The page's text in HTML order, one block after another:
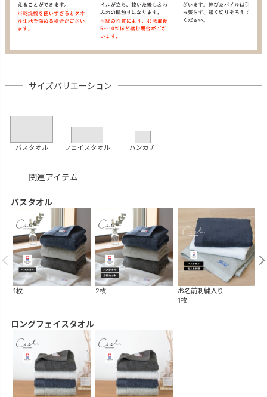
サイズバリエーション
バスタオル フェイスタオル ハンカチ
関連アイテム
バスタオル
1枚 2枚
お名前刺繍入り
1枚
ロングフェイスタオル